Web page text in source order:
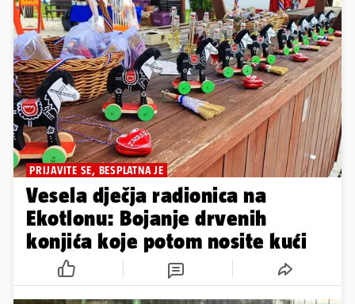
PRIJAVITE SE, BESPLATNA JE
Vesela dječja radionica na
Ekotlonu: Bojanje drvenih
konjića koje potom nosite kući